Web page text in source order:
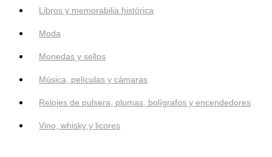
Libros y memorabilia histórica
Moda
Monedas y sellos
Música, películas y cámaras
Relojes de pulsera, plumas, bolígrafos y encendedores
Vino, whisky y licores